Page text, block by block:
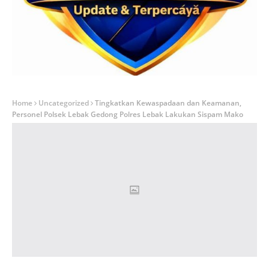
Home Uncategorized Tingkatkan Kewaspadaan dan Keamanan,
Personel Polsek Lebak Gedong Polres Lebak Lakukan Sispam Mako